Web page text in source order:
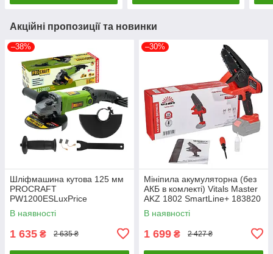
Акційні пропозиції та новинки
–38%
Шліфмашина кутова 125 мм
PROCRAFT
PW1200ESLuxPrice
В наявності
1 635 ₴ 2 635 ₴
–30%
Мініпила акумуляторна (без
АКБ в комлекті) Vitals Master
AKZ 1802 SmartLine+ 183820
В наявності
1 699 ₴ 2 427 ₴